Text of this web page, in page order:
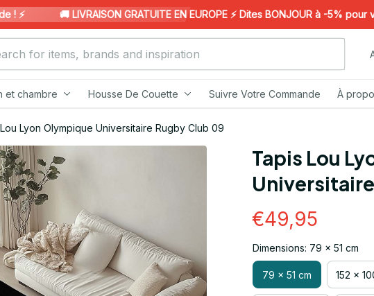
🚚 LIVRAISON GRATUITE EN EUROPE ⚡️ Dites BONJOUR à -5% pour
et chambre Housse De Couette Suivre Votre Commande À
Lyon Olympique Universitaire Rugby Club 09
Tapis Lou
€49,95
Dimensions: 79 x 51 cm
79 x 51 cm 152 x